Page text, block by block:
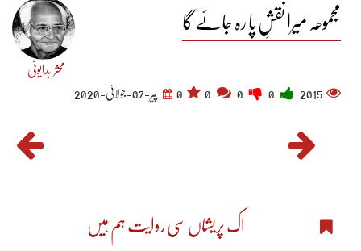
مجموعہ میرا نقشِ پا رہ جائے گا
محشر بدایونی
2015
0 پیر-07-جولائی-2020
اک پریشاں سی روایت ہم ہیں